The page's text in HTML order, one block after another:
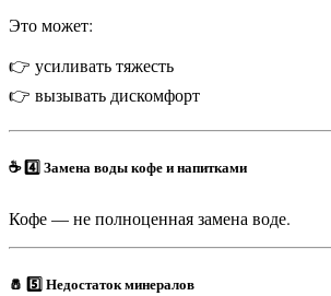
Это может:
👉 усиливать тяжесть
👉 вызывать дискомфорт
☕ 4️⃣ Замена воды кофе и напитками
Кофе — не полноценная замена воде.
🧂 5️⃣ Недостаток минералов